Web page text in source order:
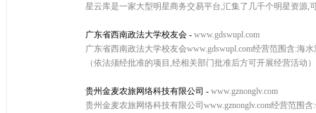
星云库是一家大型明星商务交易平台,汇集了几千个明星资源
广东省西南政法大学校友会 - www.gdswupl.com
广东省西南政法大学校友会www.gdswupl.com经营范围含:海
（依法须经批准的项目,经相关部门批准后方可开展经营活动
贵州金麦农旅网络科技有限公司 - www.gznonglv.com
贵州金麦农旅网络科技有限公司www.gznonglv.com经营范围